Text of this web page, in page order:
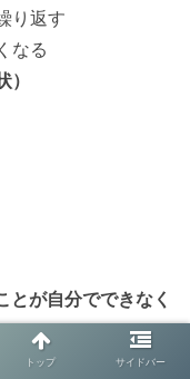
返す
る
とが自分でできなく
になる
トップ サイドバー